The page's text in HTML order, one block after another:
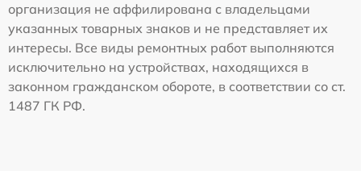
организация не аффилирована с владельцами
указанных товарных знаков и не представляет их
интересы. Все виды ремонтных работ выполняются
исключительно на устройствах, находящихся в
законном гражданском обороте, в соответствии со ст.
1487 ГК РФ.